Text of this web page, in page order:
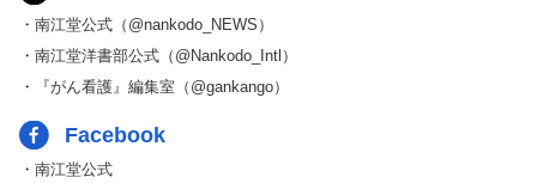
・南江堂公式（@nankodo_NEWS）
・南江堂洋書部公式（@Nankodo_Intl）
・『がん看護』編集室（@gankango）
Facebook
・南江堂公式